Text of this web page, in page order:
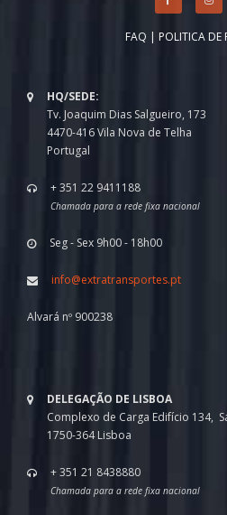
FAQ | POLITICA DE
HQ/SEDE:
Tv. Joaquim Dias Salgueiro, 173
4470-416 Vila Nova de Telha
Portugal
+ 351 22 9411188
Chamada para a rede fixa nacional
Seg - Sex 9h00 - 18h00
info@extratransportes.pt
Alvará nº 900238
DELEGAÇÃO DE LISBOA
Complexo de Carga Edifício 134,
1750-364 Lisboa
+ 351 21 8438880
Chamada para a rede fixa nacional